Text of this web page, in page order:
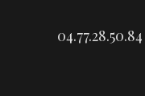
04.77.28.50.84